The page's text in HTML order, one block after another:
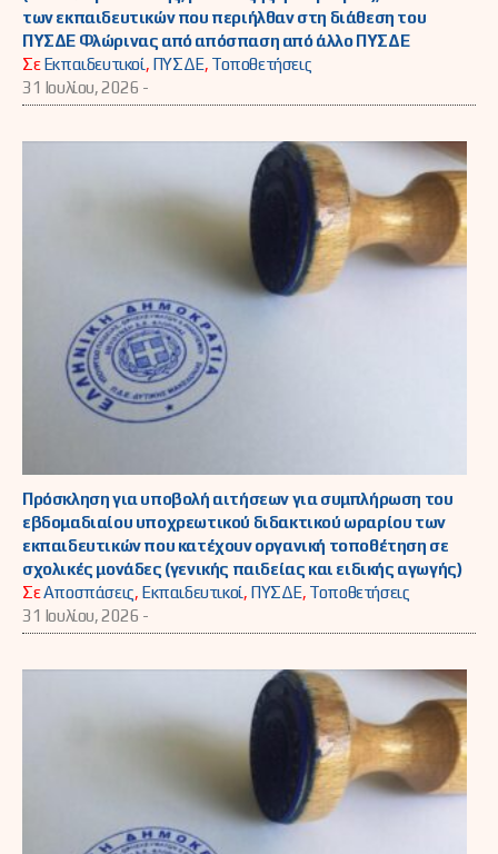
των εκπαιδευτικών που περιήλθαν στη διάθεση του
ΠΥΣΔΕ Φλώρινας από απόσπαση από άλλο ΠΥΣΔΕ
ΣεΕκπαιδευτικοί, ΠΥΣΔΕ, Τοποθετήσεις
31 Ιουλίου, 2026 -
Πρόσκληση για υποβολή αιτήσεων για συμπλήρωση του
εβδομαδιαίου υποχρεωτικού διδακτικού ωραρίου των
εκπαιδευτικών που κατέχουν οργανική τοποθέτηση σε
σχολικές μονάδες (γενικής παιδείας και ειδικής αγωγής)
ΣεΑποσπάσεις, Εκπαιδευτικοί, ΠΥΣΔΕ, Τοποθετήσεις
31 Ιουλίου, 2026 -